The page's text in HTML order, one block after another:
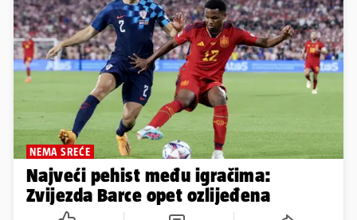
NEMA SREĆE
Najveći pehist među igračima:
Zvijezda Barce opet ozlijeđena